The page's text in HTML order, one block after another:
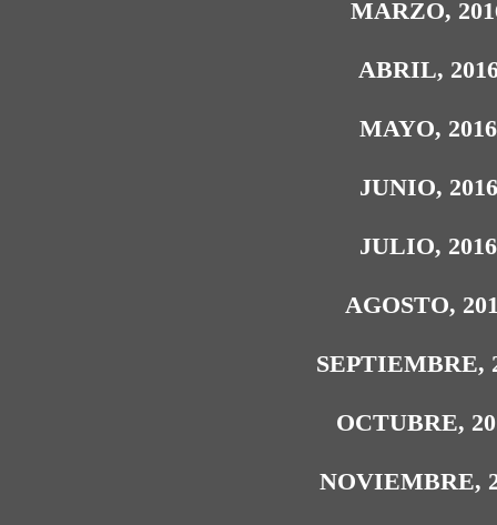
MARZO,
ABRIL,
MAYO, 2016
JUNIO, 2016
JULIO, 2016
AGOSTO,
SEPTIEMBRE,
OCTUBRE,
NOVIEMBRE,